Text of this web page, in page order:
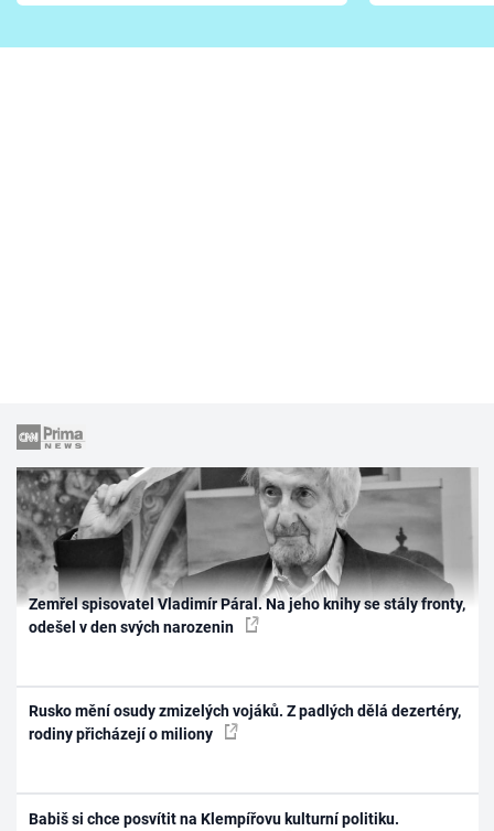
Zemřel spisovatel Vladimír Páral. Na jeho knihy se stály fronty,
odešel v den svých narozenin
Rusko mění osudy zmizelých vojáků. Z padlých dělá dezertéry,
rodiny přicházejí o miliony
Babiš si chce posvítit na Klempířovu kulturní politiku.